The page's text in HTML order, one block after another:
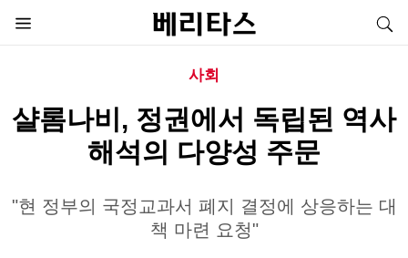
사회
샬롬나비, 정권에서 독립된 역사
해석의 다양성 주문
"현 정부의 국정교과서 폐지 결정에 상응하는 대
책 마련 요청"